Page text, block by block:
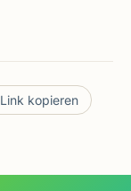
Link kopieren